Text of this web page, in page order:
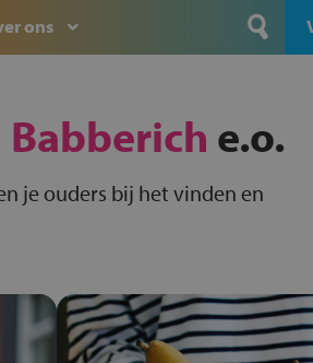
ons
Babberich e.o.
je ouders bij het vinden en